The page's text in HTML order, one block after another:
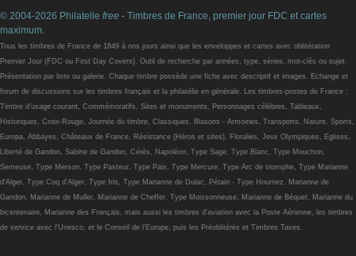
© 2004-2026 Philatelie free - Timbres de France, premier jour FDC et cartes
maximum.
Tous les timbres de France de 1849 à nos jours ainsi que les enveloppes et cartes avec oblitération
Premier Jour (FDC ou First Day Covers). Outil de recherche par années, type, séries, mot-clés ou sujet.
Présentation par liste ou galerie. Chaque timbre possède une fiche avec descriptif et images. Echange et
forum de discussions sur les timbres français et la philatélie en générale. Les timbres-postes de France :
Timbre d'usage courant, Commémoratifs, Sites et monuments, Personnages célèbres, Tableaux,
Historiques, Croix-Rouge, Journée du timbre, Classiques, Blasons - Armoiries, Transports, Nature, Sports,
Europa, Abbayes, Châteaux de France, Résistance (Héros et sites), Floralies, Jeux Olympiques, Eglises,
Liberté de Gandon, Sabine de Gandon, Cérès, Napoléon, Type Sage, Type Blanc, Type Mouchon,
Semeuse, Type Merson, Type Pasteur, Type Paix, Type Mercure, Type Arc de triomphe, Type Marianne
d'Alger, Type Coq d'Alger, Type Iris, Type Marianne de Dulac, Pétain - Type Hourriez, Marianne de
Gandon, Marianne de Muller, Marianne de Cheffer, Type Moissonneuse, Marianne de Béquet, Marianne du
bicentenaire, Marianne des Français, mais aussi les timbres d'aviation avec la Poste Aérienne, les timbres
de service avec l'Unesco, et le Conseil de l'Europe, puis les Préoblitérés et Timbres Taxes.